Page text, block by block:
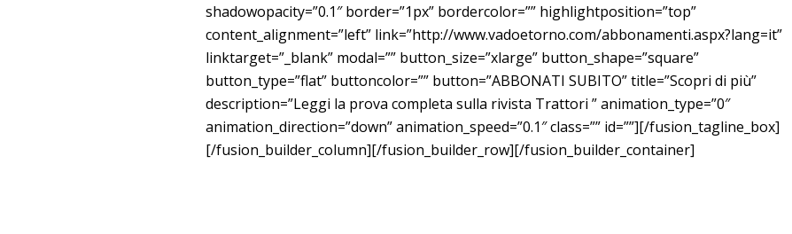
shadowopacity=”0.1″ border=”1px” bordercolor=”” highlightposition=”top”
content_alignment=”left” link=”http://www.vadoetorno.com/abbonamenti.aspx?lang=it”
linktarget=”_blank” modal=”” button_size=”xlarge” button_shape=”square”
button_type=”flat” buttoncolor=”” button=”ABBONATI SUBITO” title=”Scopri di più”
description=”Leggi la prova completa sulla rivista Trattori ” animation_type=”0″
animation_direction=”down” animation_speed=”0.1″ class=”” id=””][/fusion_tagline_box]
[/fusion_builder_column][/fusion_builder_row][/fusion_builder_container]